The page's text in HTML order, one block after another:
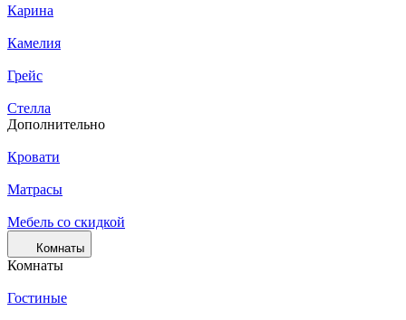
Карина
Камелия
Грейс
Стелла
Дополнительно
Кровати
Матрасы
Мебель со скидкой
Комнаты
Комнаты
Гостиные